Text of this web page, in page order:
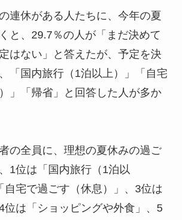
連休がある人たちに、今年の夏
と、29.7％の人が「まだ決めて
はない」と答えたが、予定を決
「国内旅行（1泊以上）」「自宅
」「帰省」と回答した人が多か
の全員に、理想の夏休みの過ご
1位は「国内旅行（1泊以
自宅で過ごす（休息）」、3位は
位は「ショッピングや外食」、5